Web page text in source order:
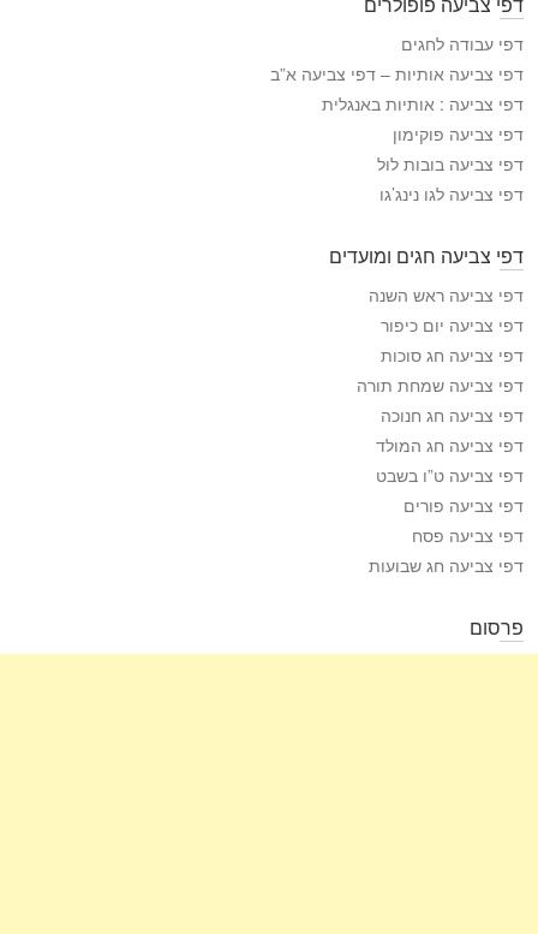
י
ה
צ
י
ע
ה
דפי עבודה לחגים
דפי צביעה אותיות – דפי צביעה א”ב
דפי צביעה : אותיות באנגלית
דפי צביעה פוקימון
דפי צביעה בובות לול
דפי צביעה לגו נינג’גו
דפי צביעה חגים ומועדים
דפי צביעה ראש השנה
דפי צביעה יום כיפור
דפי צביעה חג סוכות
דפי צביעה שמחת תורה
דפי צביעה חג חנוכה
דפי צביעה חג המולד
דפי צביעה ט”ו בשבט
דפי צביעה פורים
דפי צביעה פסח
דפי צביעה חג שבועות
פרסום